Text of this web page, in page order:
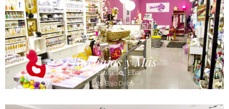
Burbujas y Más
Estética
Eibar
Bajo Deba